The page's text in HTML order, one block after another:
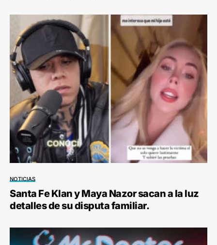
NOTICIAS
Santa Fe Klan y Maya Nazor sacan a la luz
detalles de su disputa familiar.